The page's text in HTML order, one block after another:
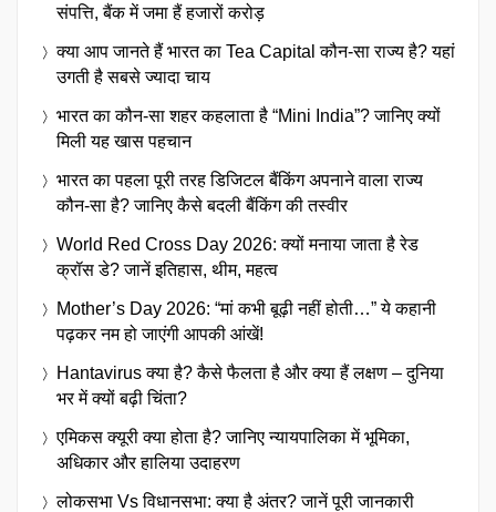
संपत्ति, बैंक में जमा हैं हजारों करोड़
क्या आप जानते हैं भारत का Tea Capital कौन-सा राज्य है? यहां
उगती है सबसे ज्यादा चाय
भारत का कौन-सा शहर कहलाता है “Mini India”? जानिए क्यों
मिली यह खास पहचान
भारत का पहला पूरी तरह डिजिटल बैंकिंग अपनाने वाला राज्य
कौन-सा है? जानिए कैसे बदली बैंकिंग की तस्वीर
World Red Cross Day 2026: क्यों मनाया जाता है रेड
क्रॉस डे? जानें इतिहास, थीम, महत्व
Mother’s Day 2026: “मां कभी बूढ़ी नहीं होती…” ये कहानी
पढ़कर नम हो जाएंगी आपकी आंखें!
Hantavirus क्या है? कैसे फैलता है और क्या हैं लक्षण – दुनिया
भर में क्यों बढ़ी चिंता?
एमिकस क्यूरी क्या होता है? जानिए न्यायपालिका में भूमिका,
अधिकार और हालिया उदाहरण
लोकसभा Vs विधानसभा: क्या है अंतर? जानें पूरी जानकारी